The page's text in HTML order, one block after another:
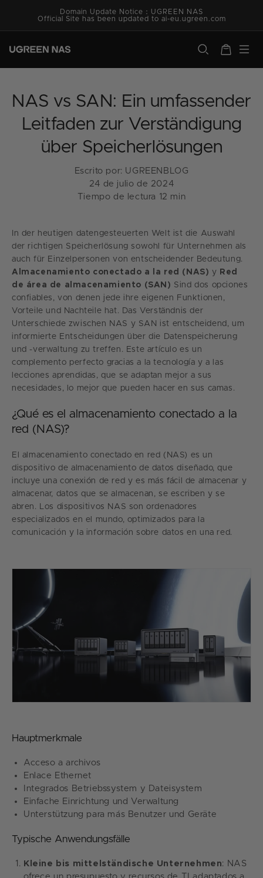
directamente
al contenido
Domain Update Notice：UGREEN NAS
Official Site has been updated to ai-eu.ugreen.com
Carrito
NAS vs SAN: Ein umfassender
Leitfaden zur Verständigung
über Speicherlösungen
Escrito por: UGREENBLOG
24 de julio de 2024
Tiempo de lectura 12 min
In der heutigen datengesteuerten Welt ist die Auswahl
der richtigen Speicherlösung sowohl für Unternehmen als
auch für Einzelpersonen von entscheidender Bedeutung.
Almacenamiento conectado a la red (NAS) y Red
de área de almacenamiento (SAN) Sind dos opciones
confiables, von denen jede ihre eigenen Funktionen,
Vorteile und Nachteile hat. Das Verständnis der
Unterschiede zwischen NAS y SAN ist entscheidend, um
informierte Entscheidungen über die Datenspeicherung
und -verwaltung zu treffen. Este artículo es un
complemento perfecto gracias a la tecnología y a las
lecciones aprendidas, que se adaptan mejor a sus
necesidades, lo mejor que pueden hacer en sus camas.
¿Qué es el almacenamiento conectado a la
red (NAS)?
El almacenamiento conectado en red (NAS) es un
dispositivo de almacenamiento de datos diseñado, que
incluye una conexión de red y es más fácil de almacenar y
almacenar, datos que se almacenan, se escriben y se
abren. Los dispositivos NAS son ordenadores
especializados en el mundo, optimizados para la
comunicación y la información sobre datos en una red.
Hauptmerkmale
Acceso a archivos
Enlace Ethernet
Integrados Betriebssystem y Dateisystem
Einfache Einrichtung und Verwaltung
Unterstützung para más Benutzer und Geräte
Typische Anwendungsfälle
Kleine bis mittelständische Unternehmen: NAS